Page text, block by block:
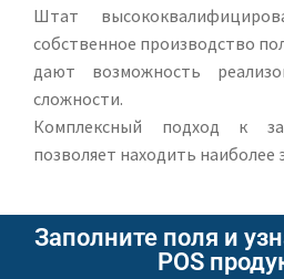
Штат
собственное производство
дают возможность
сложности.
Комплексный подход к
позволяет находить
Заполните поля и
POS